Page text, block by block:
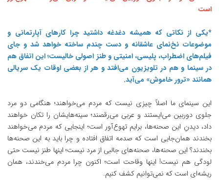
است
*یکی از نکاتی که همیشه دغدغه داشتید چرا کارهای آپارتمانی و
موضوعات نخ‌نمای عاشقانه و دست چندم ساخته خواهد شد و جای
فیلم‌های اضطراب، پلیسی، امنیتی و طنز اصولی خالیست؛ این اتفاق هم
در سینما و هم در تلویزیون می‌افتد و هر از بعضی اوقات یک سریالی
همانند «ترور خاموش» می‌آید.
این سینمای ما اصلاً چیزی نیست که مردم می‌خواهند؛ هنگامی دو مرد
جلوی دوربین می‌ایستند و عربی می‌رقصند؛ سینه‌هایشان را تکان خواهند
داد، دیدنِ این صحنه‌ها، برایم تهوع‌آور است؛ اینجایی که مردم می‌خواهند
بخندند همان‌جایی است که صدمه اتفاق افتاده و چرا باید به این صحنه‌ها
بخندند؟ این صحنه‌ها، صحنه‌‌های جالبی از مرد نیست؛ اینها طنز نیست حتی
لودگی هم نیست! اینها وقاحت است؛ اکنون چرا مردم می‌خندند، همان
ریشه‌ای است که نمی‌توانیم کشف کنیم.